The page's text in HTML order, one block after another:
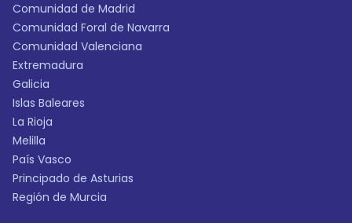
Comunidad de Madrid
Comunidad Foral de Navarra
Comunidad Valenciana
Extremadura
Galicia
Islas Baleares
La Rioja
Melilla
País Vasco
Principado de Asturias
Región de Murcia